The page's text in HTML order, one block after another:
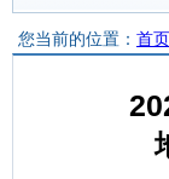
您当前的位置： 首页
2025